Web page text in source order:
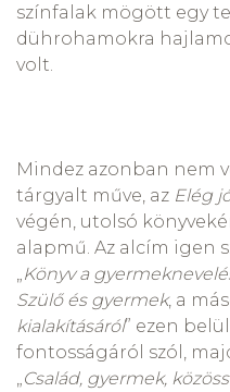
színfalak mögött egy
dührohamokra
volt.
Mindez azonban nem
tárgyalt műve, az Elég
végén, utolsó
alapmű. Az alcím igen
Könyv a
Szülő és gyermek, a
kialakításáról” ezen
fontosságáról szól,
Család, gyermek,